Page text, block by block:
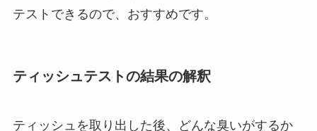
テストできるので、おすすめです。
ティッシュテストの結果の解釈
ティッシュを取り出した後、どんな臭いがするか